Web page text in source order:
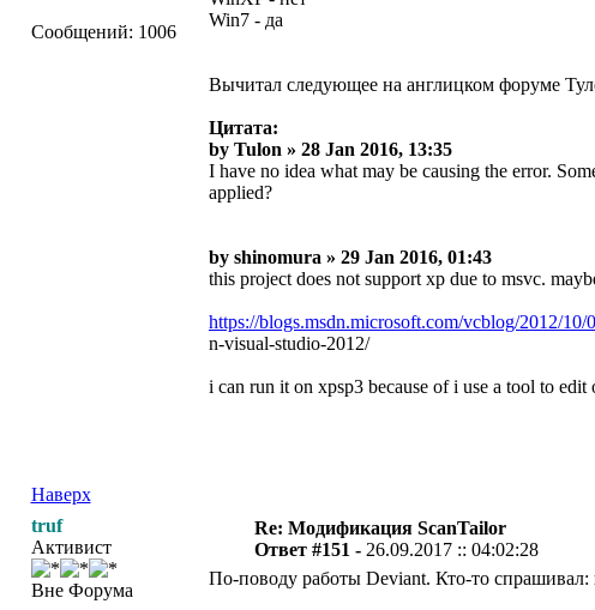
Сообщений: 1006
Win7 - да
Вычитал следующее на англицком форуме
Цитата:
by Tulon » 28 Jan 2016, 13:35
I have no idea what may be causing the error.
applied?
by shinomura » 29 Jan 2016, 01:43
this project does not support xp due to msvc.
https://blogs.msdn.microsoft.com/vcblog/2012/
n-visual-studio-2012/
i can run it on xpsp3 because of i use a tool to
Наверх
truf
Активист
Вне Форума
Re: Модификация ScanTailor
Ответ #151 - 26.09.2017 :: 04:02:28
По-поводу работы Deviant. Кто-то спрашивал: